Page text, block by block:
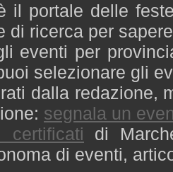
il portale delle
di ricerca per
eventi per
selezionare gli
dalla redazione,
segnala un
certificati di
di eventi,